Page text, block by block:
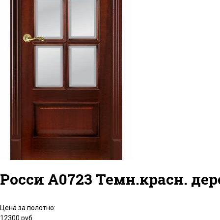
Росси А0723 Темн.красн.
Цена за полотно:
12300 руб.